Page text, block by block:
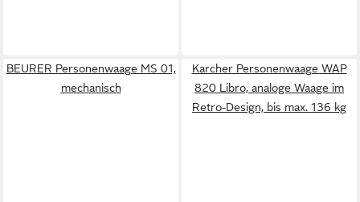
BEURER Personenwaage MS 01,
mechanisch
Karcher Personenwaage WAP
820 Libro, analoge Waage im
Retro-Design, bis max. 136 kg